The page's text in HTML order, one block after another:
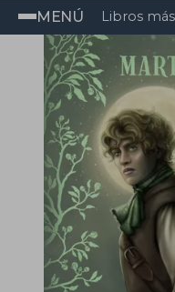
MENÚ Libros